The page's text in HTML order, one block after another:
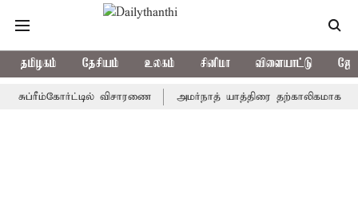
தமிழகம் தேசியம் உலகம் சினிமா விளையாட்டு
விசாரணை அமர்நாத் யாத்திரை தற்காலிகமாக நிறுத்தம்